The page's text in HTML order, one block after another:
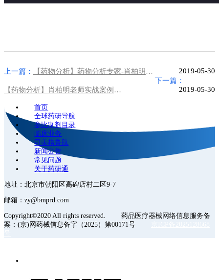
上一篇： 【药物分析】药物分析专家-肖柏明博士谈反向工程
2019-05-30
下一篇：
【药物分析】肖柏明老师实战案例解析，解读分析实验设计的意义
2019-05-30
首页
全球药研导航
参比制剂目录
临床业务
司美格鲁肽
新闻公告
常见问题
关于药研通
地址：北京市朝阳区高碑店村二区9-7
邮箱：zy@bmprd.com
Copyright©2020 All rights reserved. 药品医疗器械网络信息服务备
案：(京)网药械信息备字（2025）第00171号